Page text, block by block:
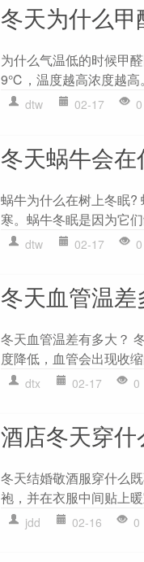
冬天为什么甲
为什么气温低的时候甲
9℃，温度越高浓度越高
dtw 02-17 0
冬天蜗牛会在
蜗牛为什么在树上冬眠?
寒。蜗牛冬眠是因为它
dtw 02-17 0
冬天血管温差
冬天血管温差有多大？
度降低，血管会出现收
dtx 02-17 0
酒店冬天穿什
冬天结婚敬酒服穿什么
袍，并在衣服中间贴上
jdd 02-16 0